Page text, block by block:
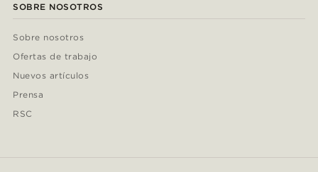
SOBRE NOSOTROS
Sobre nosotros
Ofertas de trabajo
Nuevos artículos
Prensa
RSC